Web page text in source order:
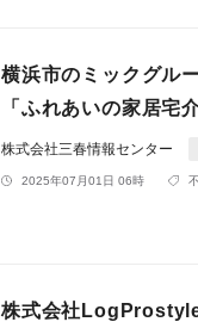
横浜市のミックグル
「ふれあいの家居宅
株式会社三春情報センター
2025年07月01日 06時
株式会社